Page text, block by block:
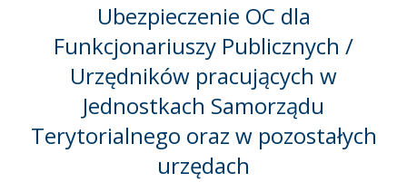
Ubezpieczenie OC dla
Funkcjonariuszy Publicznych /
Urzędników pracujących w
Jednostkach Samorządu
Terytorialnego oraz w pozostałych
urzędach